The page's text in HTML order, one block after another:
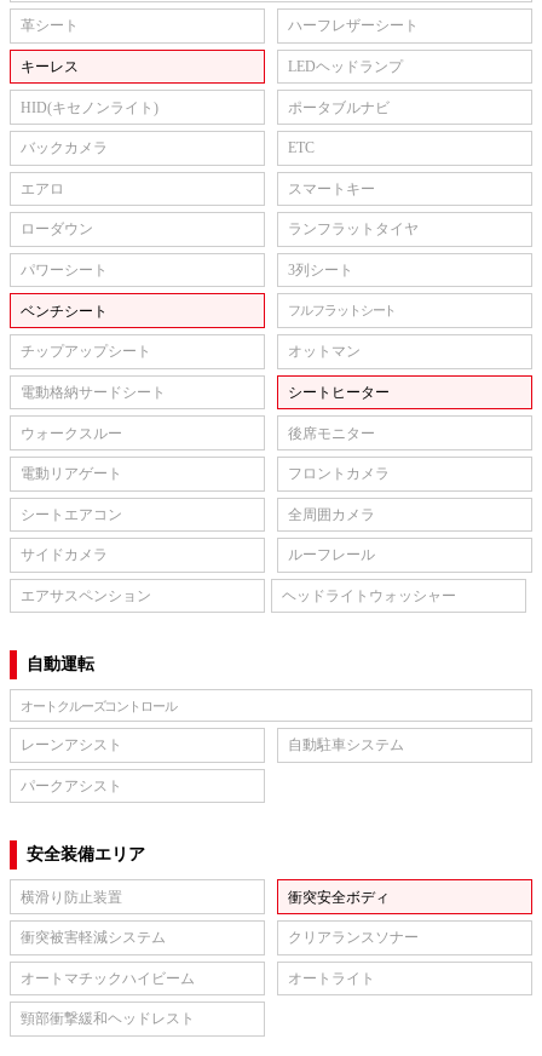
革シート ハーフレザーシート
キーレス LEDヘッドランプ
HID(キセノンライト) ポータブルナビ
バックカメラ ETC
エアロ スマートキー
ローダウン ランフラットタイヤ
パワーシート 3列シート
ベンチシート フルフラットシート
チップアップシート オットマン
電動格納サードシート シートヒーター
ウォークスルー 後席モニター
電動リアゲート フロントカメラ
シートエアコン 全周囲カメラ
サイドカメラ ルーフレール
エアサスペンション ヘッドライトウォッシャー
自動運転
オートクルーズコントロール
レーンアシスト 自動駐車システム
パークアシスト
安全装備エリア
横滑り防止装置 衝突安全ボディ
衝突被害軽減システム クリアランスソナー
オートマチックハイビーム オートライト
頸部衝撃緩和ヘッドレスト